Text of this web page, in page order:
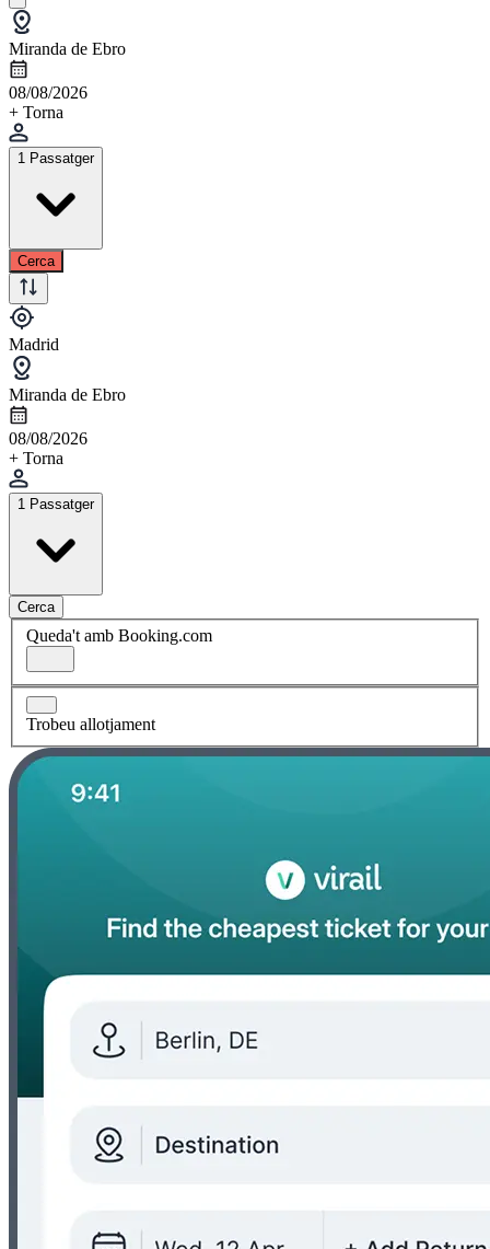
Miranda de Ebro
08/08/2026
+ Torna
1 Passatger
Cerca
Madrid
Miranda de Ebro
08/08/2026
+ Torna
1 Passatger
Cerca
Queda't amb Booking.com
Trobeu allotjament